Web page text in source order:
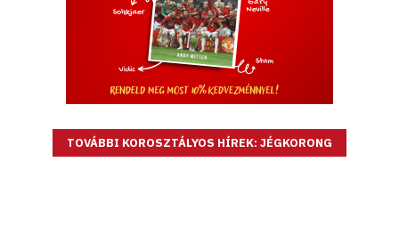
TOVÁBBI KOROSZTÁLYOS HÍREK: JÉGKORONG